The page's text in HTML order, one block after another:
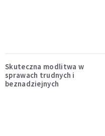
Skuteczna modlitwa w
sprawach trudnych i
beznadziejnych